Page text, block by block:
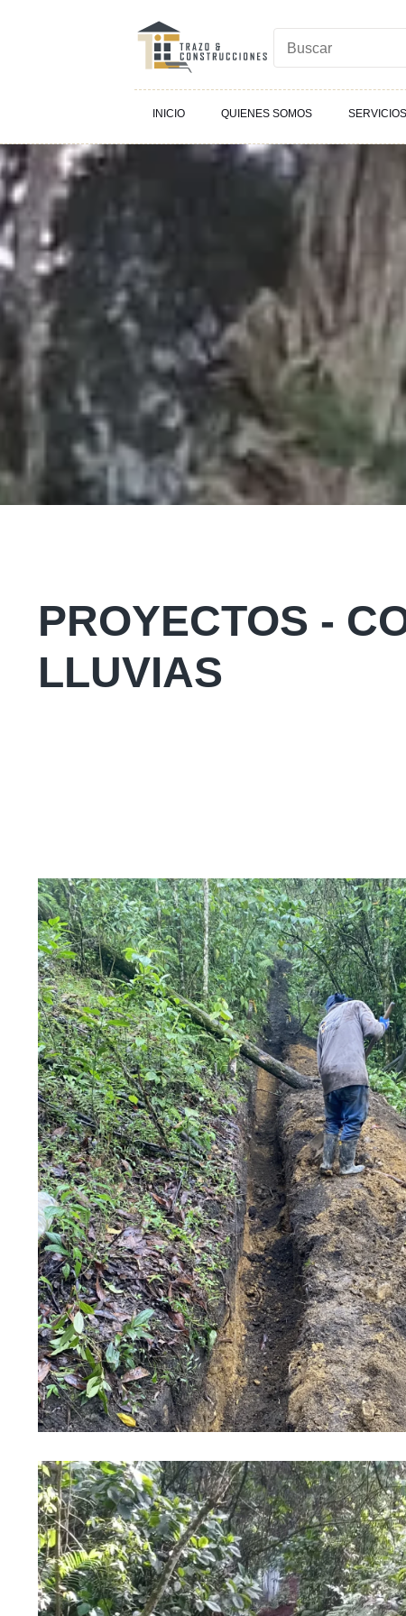
INICIO QUIENES SOMOS SERVICIOS
PROYECTOS -
LLUVIAS